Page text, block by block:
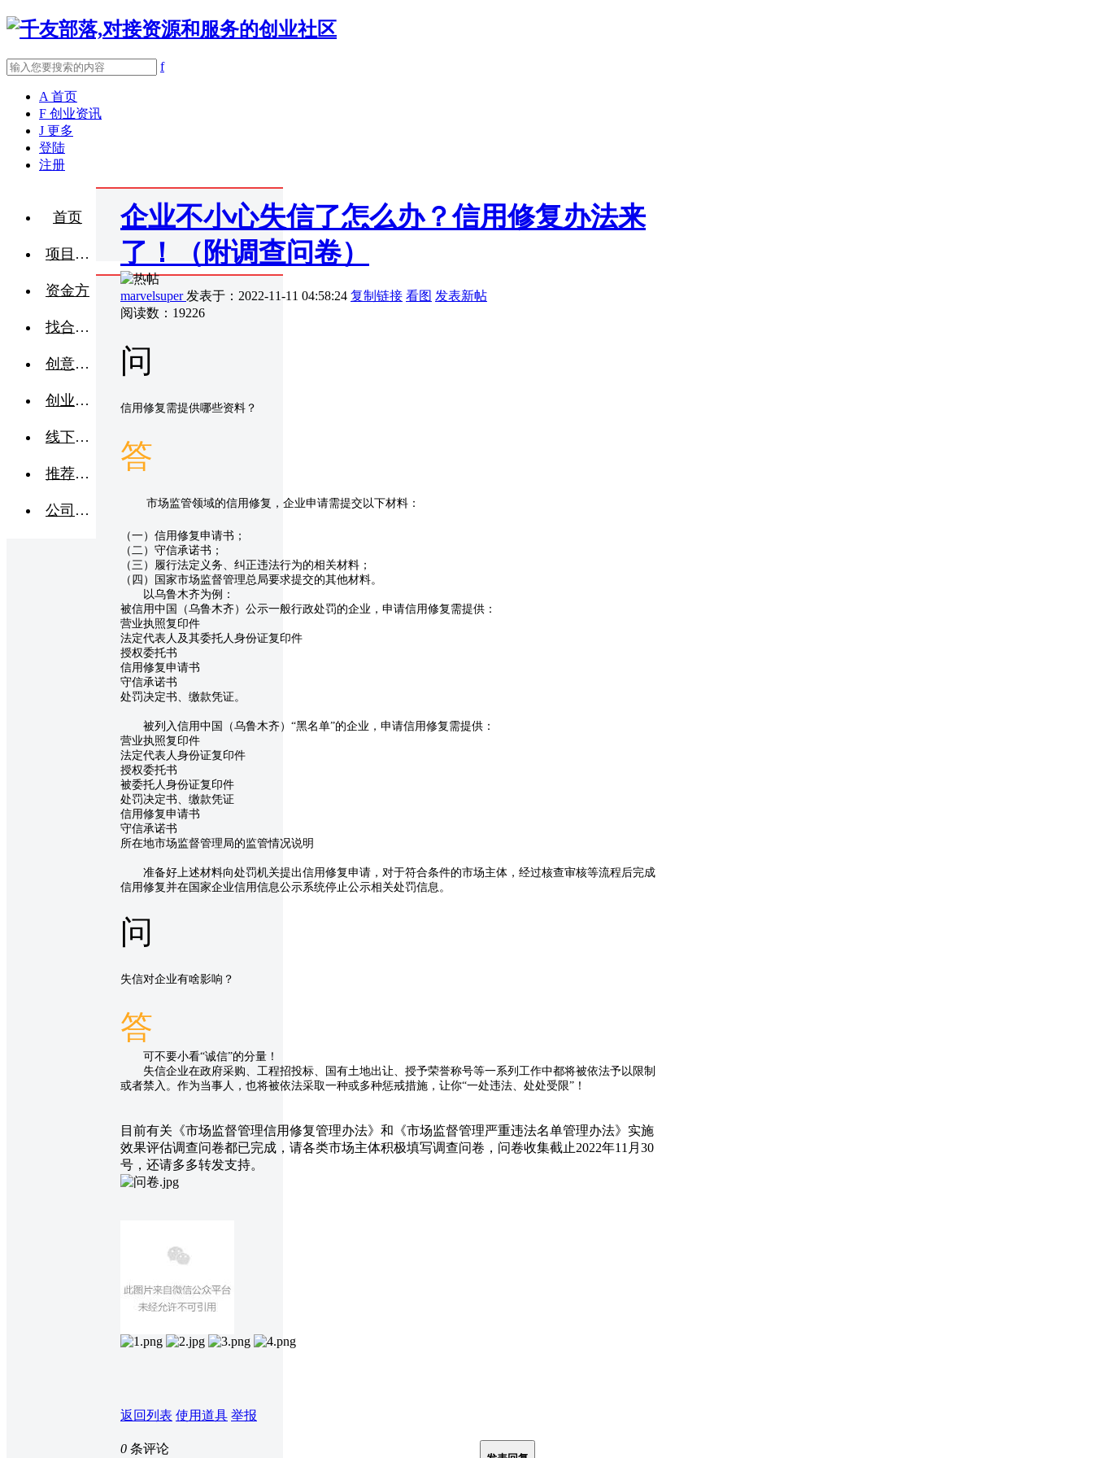
f
A 首页
F 创业资讯
J 更多
登陆
注册
首页
项目融资
资金方
找合伙人
创意点子
创业交流
线下活动
推荐企业
公司转让
企业不小心失信了怎么办？信用修复办法来
了！（附调查问卷）
marvelsuper 发表于：2022-11-11 04:58:24 复制链接 看图 发表新帖
阅读数：19226
问
信用修复需提供哪些资料？
答
市场监管领域的信用修复，企业申请需提交以下材料：
（一）信用修复申请书；
（二）守信承诺书；
（三）履行法定义务、纠正违法行为的相关材料；
（四）国家市场监督管理总局要求提交的其他材料。
以乌鲁木齐为例：
被信用中国（乌鲁木齐）公示一般行政处罚的企业，申请信用修复需提供：
营业执照复印件
法定代表人及其委托人身份证复印件
授权委托书
信用修复申请书
守信承诺书
处罚决定书、缴款凭证。
被列入信用中国（乌鲁木齐）“黑名单”的企业，申请信用修复需提供：
营业执照复印件
法定代表人身份证复印件
授权委托书
被委托人身份证复印件
处罚决定书、缴款凭证
信用修复申请书
守信承诺书
所在地市场监督管理局的监管情况说明
准备好上述材料向处罚机关提出信用修复申请，对于符合条件的市场主体，经过核查审核等流程后完成
信用修复并在国家企业信用信息公示系统停止公示相关处罚信息。
问
失信对企业有啥影响？
答
可不要小看“诚信”的分量！
失信企业在政府采购、工程招投标、国有土地出让、授予荣誉称号等一系列工作中都将被依法予以限制
或者禁入。作为当事人，也将被依法采取一种或多种惩戒措施，让你“一处违法、处处受限”！
目前有关《市场监督管理信用修复管理办法》和《市场监督管理严重违法名单管理办法》实施
效果评估调查问卷都已完成，请各类市场主体积极填写调查问卷，问卷收集截止2022年11月30
号，还请多多转发支持。
返回列表 使用道具 举报
0 条评论